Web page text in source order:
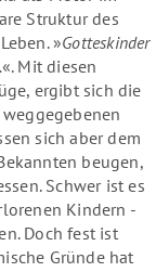
Struktur des
»Gotteskinder
«. Mit diesen
ergibt sich die
sich aber dem
beugen,
Schwer ist es
Kindern -
Doch fest ist
Gründe hat